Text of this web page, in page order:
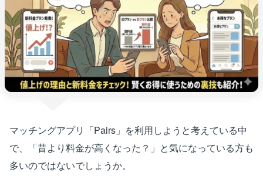
マッチングアプリ「Pairs」を利用しようと考えている中
で、「昔より料金が高くなった？」と気になっている方も
多いのではないでしょうか。